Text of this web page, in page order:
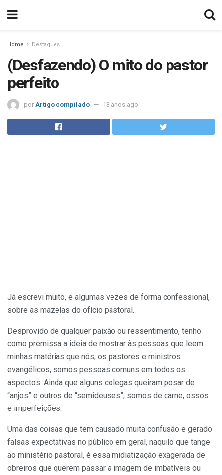
Home Destaques
(Desfazendo) O mito do pastor
perfeito
por Artigo compilado 13 anos ago
Já escrevi muito, e algumas vezes de forma confessional,
sobre as mazelas do ofício pastoral.
Desprovido de qualquer paixão ou ressentimento, tenho
como premissa a ideia de mostrar às pessoas que leem
minhas matérias que nós, os pastores e ministros
evangélicos, somos pessoas comuns em todos os
aspectos. Ainda que alguns colegas queiram posar de
“anjos” e outros de “semideuses”, somos de carne, ossos
e imperfeições.
Uma das coisas que tem causado muita confusão e gerado
falsas expectativas no público em geral, naquilo que tange
ao ministério pastoral, é essa midiatização exagerada de
obreiros que querem passar a imagem de imbatíveis ou